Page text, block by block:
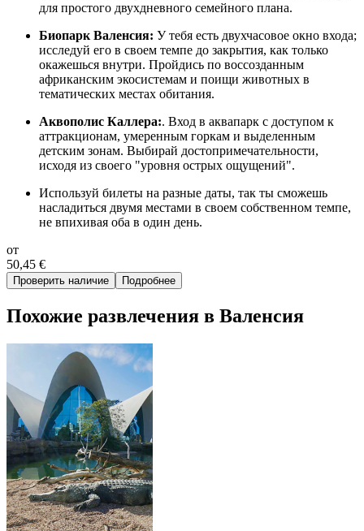
для простого двухдневного семейного плана.
Биопарк Валенсия: У тебя есть двухчасовое окно входа;
исследуй его в своем темпе до закрытия, как только
окажешься внутри. Пройдись по воссозданным
африканским экосистемам и поищи животных в
тематических местах обитания.
Аквополис Каллера:. Вход в аквапарк с доступом к
аттракционам, умеренным горкам и выделенным
детским зонам. Выбирай достопримечательности,
исходя из своего "уровня острых ощущений".
Используй билеты на разные даты, так ты сможешь
насладиться двумя местами в своем собственном темпе,
не впихивая оба в один день.
от
50,45 €
Проверить наличие Подробнее
Похожие развлечения в Валенсия